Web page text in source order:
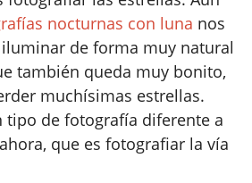
nocturnas con luna nos
de forma muy natural
también queda muy bonito,
muchísimas estrellas.
tipo de fotografía diferente a
que es fotografiar la vía